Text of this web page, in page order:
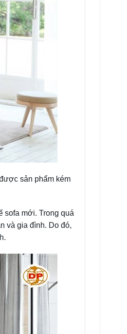
sản phẩm kém
sofa mới. Trong quá
và gia đình. Do đó,